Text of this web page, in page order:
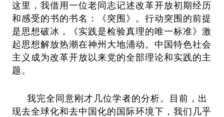
这里，我借用一位老同志记述改革开放初期经历
和感受的书的书名：《突围》。行动突围的前提
是思想破冰，《实践是检验真理的唯一标准》激
起思想解放热潮在神州大地涌动。中国特色社会
主义成为改革开放以来党的全部理论和实践的主
题。
我完全同意刚才几位学者的分析。目前，出
现去全球化和去中国化的国际环境下，我们几乎